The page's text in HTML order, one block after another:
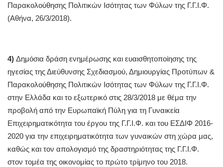
Παρακολούθησης Πολιτικών Ισότητας των Φύλων της Γ.Γ.Ι.Φ.
(Αθήνα, 26/3/2018).
4) Δημόσια δράση ενημέρωσης και ευαισθητοποίησης της
ηγεσίας της Διεύθυνσης Σχεδιασμού, Δημιουργίας Προτύπων &
Παρακολούθησης Πολιτικών Ισότητας των Φύλων της Γ.Γ.Ι.Φ.
στην Ελλάδα και το εξωτερικό στις 28/3/2018 με θέμα την
προβολή από την Ευρωπαϊκή Πύλη για τη Γυναικεία
Επιχειρηματικότητα του έργου της Γ.Γ.Ι.Φ. και του ΕΣΔΙΦ 2016-
2020 για την επιχειρηματικότητα των γυναικών στη χώρα μας,
καθώς και τον απολογισμό της δραστηριότητας της Γ.Γ.Ι.Φ.
στον τομέα της οικονομίας το πρώτο τρίμηνο του 2018.